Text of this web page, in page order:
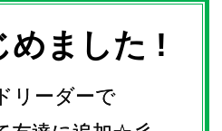
めました !
リーダーで